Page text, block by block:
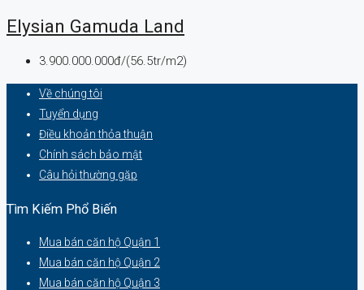
Elysian Gamuda Land
3.900.000.000đ/(56.5tr/m2)
Về chúng tôi
Tuyển dụng
Điều khoản thỏa thuận
Chính sách bảo mật
Câu hỏi thường gặp
Tìm Kiếm Phổ Biến
Mua bán căn hộ Quận 1
Mua bán căn hộ Quận 2
Mua bán căn hộ Quận 3